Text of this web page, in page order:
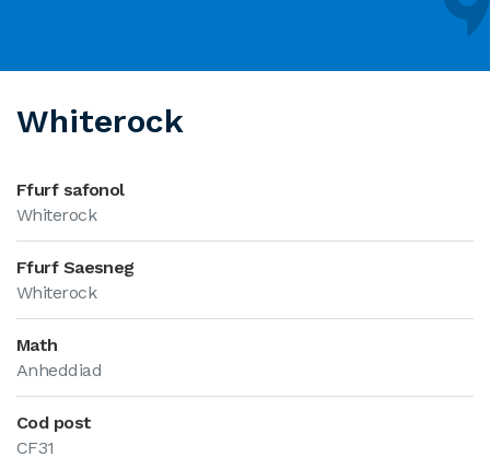
Whiterock
Ffurf safonol
Whiterock
Ffurf Saesneg
Whiterock
Math
Anheddiad
Cod post
CF31